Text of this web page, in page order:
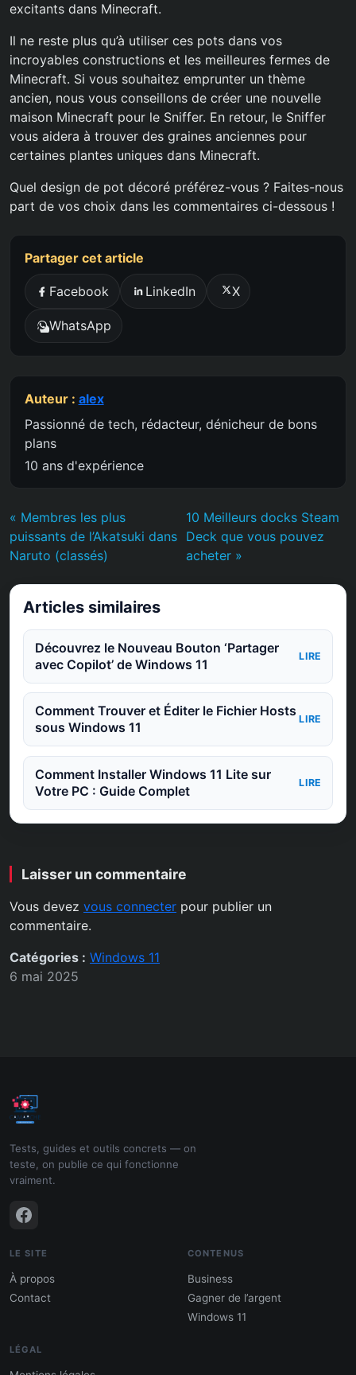
excitants dans Minecraft.
Il ne reste plus qu’à utiliser ces pots dans vos
incroyables constructions et les meilleures fermes de
Minecraft. Si vous souhaitez emprunter un thème
ancien, nous vous conseillons de créer une nouvelle
maison Minecraft pour le Sniffer. En retour, le Sniffer
vous aidera à trouver des graines anciennes pour
certaines plantes uniques dans Minecraft.
Quel design de pot décoré préférez-vous ? Faites-nous
part de vos choix dans les commentaires ci-dessous !
Partager cet article
Facebook LinkedIn X
WhatsApp
Auteur : alex
Passionné de tech, rédacteur, dénicheur de bons
plans
10 ans d'expérience
« Membres les plus
puissants de l’Akatsuki dans
Naruto (classés)
10 Meilleurs docks Steam
Deck que vous pouvez
acheter »
Articles similaires
Découvrez le Nouveau Bouton ‘Partager
avec Copilot’ de Windows 11
LIRE
Comment Trouver et Éditer le Fichier Hosts
sous Windows 11
LIRE
Comment Installer Windows 11 Lite sur
Votre PC : Guide Complet
LIRE
Laisser un commentaire
Vous devez vous connecter pour publier un
commentaire.
Catégories : Windows 11
6 mai 2025
Tests, guides et outils concrets — on
teste, on publie ce qui fonctionne
vraiment.
LE SITE
À propos
Contact
CONTENUS
Business
Gagner de l’argent
Windows 11
LÉGAL